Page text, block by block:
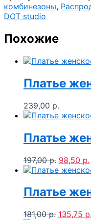
комбинезоны,
DOT studio
Похожие
Платье
239,00 р.
Платье
197,00р.
цена
197,00
98,50 р.
Платье
181,00р. 135,75 р.